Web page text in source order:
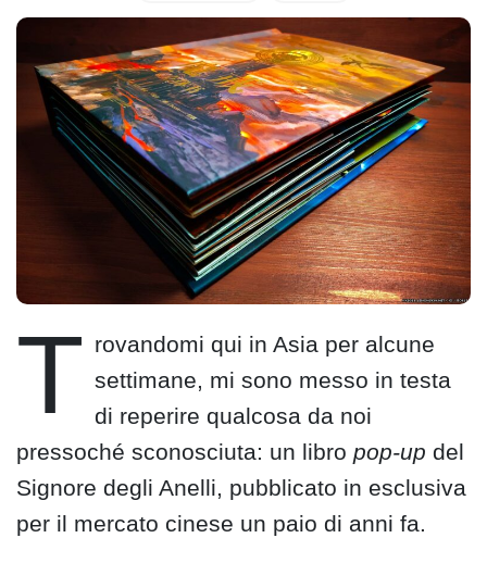
T rovandomi qui in Asia per alcune
settimane, mi sono messo in testa
di reperire qualcosa da noi
pressoché sconosciuta: un libro pop-up del
Signore degli Anelli, pubblicato in esclusiva
per il mercato cinese un paio di anni fa.